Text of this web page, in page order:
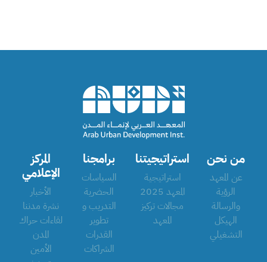
من نحن
عن المعهد
الرؤية
والرسالة
الهيكل
التشغيلي
استراتيجيتنا
استراتيجية
المعهد 2025
مجالات تركيز
المعهد
برامجنا
السياسات
الحضرية
التدريب و
تطوير
القدرات
الشراكات
المركز
الإعلامي
الأخبار
نشرة مدننا
لقاءات حراك
المدن
الأمين